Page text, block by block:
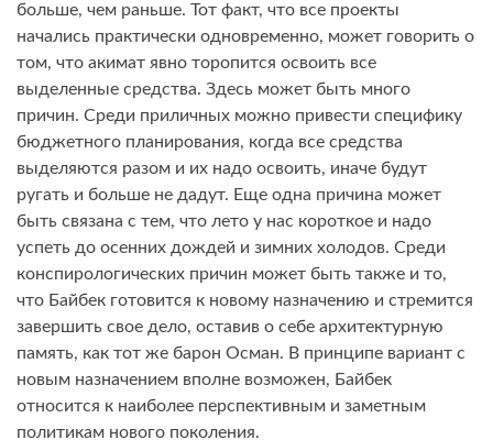
больше, чем раньше. Тот факт, что все проекты
начались практически одновременно, может говорить о
том, что акимат явно торопится освоить все
выделенные средства. Здесь может быть много
причин. Среди приличных можно привести специфику
бюджетного планирования, когда все средства
выделяются разом и их надо освоить, иначе будут
ругать и больше не дадут. Еще одна причина может
быть связана с тем, что лето у нас короткое и надо
успеть до осенних дождей и зимних холодов. Среди
конспирологических причин может быть также и то,
что Байбек готовится к новому назначению и стремится
завершить свое дело, оставив о себе архитектурную
память, как тот же барон Осман. В принципе вариант с
новым назначением вполне возможен, Байбек
относится к наиболее перспективным и заметным
политикам нового поколения.